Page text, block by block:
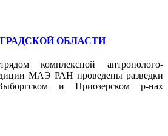
ОБЛАСТИ
комплексной антрополого-
МАЭ РАН проведены разведки
и Приозерском р-нах